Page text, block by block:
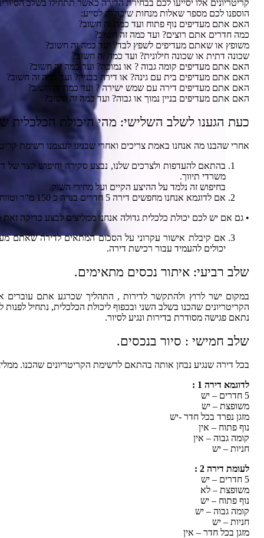
קריטריונים אלו יסייעו לכם בבחירת הדירה כאשר תתחילו בשלב
הוספנו לכם מספר שאלות מנחות שיכולות לסייע:
האם אתם מעדיפים נוף פתוח ועד כמה זה חשוב?
כמה חדרים אתם רוצים? ועד כמה זה חשוב?
משופץ או שאתם מעדיפים לשפץ לבד? ועד כמה זה חשוב?
שכונה דתית או שכונה חילונית? ועד כמה זה חשוב?
האם אתם מעדיפים קומה גבוה ? או נמוכה? ועד כמה זה חשוב?
האם אתם מעדיפים בית עם גינה? או דירה בבניין? ועד כמה זה חשוב?
האם אתם מעדיפים דירה עם שמש ישירה ? ועד כמה זה חשוב?
האם אתם מעדיפים בניין נמוך או גבוה? ועד כמה זה חשוב?
כעת הגענו לשלב השלישי: מהי היכולת הכלכלית
אחרי שהבנו מה אנחנו באמת צריכים ואחרי שבנינו לעצמנו רשימת
משרדי תיווך.
בחיפוש זה נלמד על ההיצע הקיים ועל מחירי השוק.
אם לדוגמא אנחנו מחפשים דירה 5 חדרים בנויה כ 150 מ"ר וטווח המחירים הממוצע הוא כ 2,100,000 ₪ נלך לבנק ונבקש אישור עקרוני על סכום זה.
• גם אם יש לכם יכולת כלכלית גדולה אנחנו ממליצים לבצע בדיקה זאת
אם קיבלת אישור עקרוני על הסכום המתאים לדירה שאתם
יכולים להעמיד עבור רכישת דירה.
שלב רביעי: איתור נכסים מתאימים.
במקום ישר לרוץ ולהתקשר לדירות , התהליך שכרגע אתם עוברים
הקריטריונים שהכנו בשלב השני ובכפוף ליכולת הכלכלית, נתחיל
נתאם פגישה מסודרת בדירות ונגיע לסיור.
שלב חמישי : סיור בנכסים.
בכל דירה שנגיע נבחן אותה בהתאם לרשימת הקריטריונים שהכנו.
לדוגמא דירה 1 :
5 חדרים – יש
משופצת – יש
מזגן נפרד בכל חדר -יש
נוף פתוח – אין
קומה גבוה – אין
חניות – יש
לעומת דירה 2 :
5 חדרים – יש
משופצת – לא
נוף פתוח – יש
קומה גבוה – יש
חניות – יש
מזגן בכל חדר – אין